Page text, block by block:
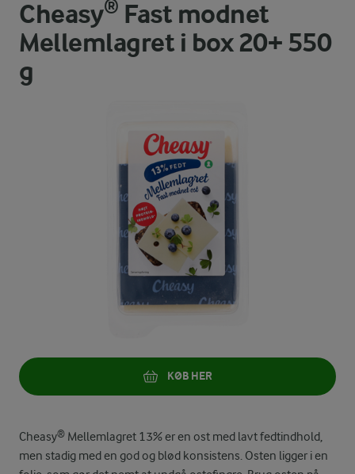
Cheasy® Fast modnet
Mellemlagret i box 20+ 550
g
KØB HER
Cheasy® Mellemlagret 13% er en ost med lavt fedtindhold,
men stadig med en god og blød konsistens. Osten ligger i en